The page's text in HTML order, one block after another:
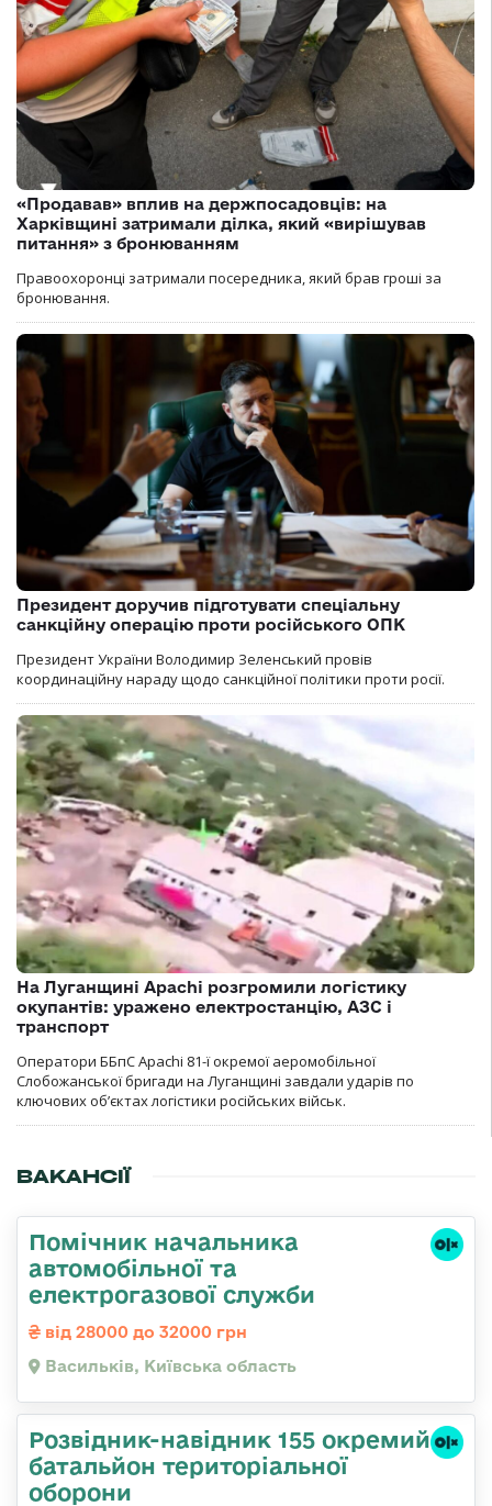
«Продавав» вплив на держпосадовців: на
Харківщині затримали ділка, який «вирішував
питання» з бронюванням
Правоохоронці затримали посередника, який брав гроші за
бронювання.
Президент доручив підготувати спеціальну
санкційну операцію проти російського ОПК
Президент України Володимир Зеленський провів
координаційну нараду щодо санкційної політики проти росії.
На Луганщині Apachi розгромили логістику
окупантів: уражено електростанцію, АЗС і
транспорт
Оператори ББпС Apachi 81-ї окремої аеромобільної
Слобожанської бригади на Луганщині завдали ударів по
ключових об’єктах логістики російських військ.
ВАКАНСІЇ
Помічник начальника
автомобільної та
електрогазової служби
від 28000 до 32000 грн
Васильків, Київська область
Розвідник-навідник 155 окремий
батальйон територіальної
оборони